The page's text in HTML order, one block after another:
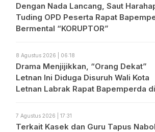
Dengan Nada Lancang, Saut
Tuding OPD Peserta Rapat
Bermental “KORUPTOR”
8 Agustus 2026 | 06:18
Drama Menjijikkan, “Orang Dekat”
Letnan Ini Diduga Disuruh Wali Kota
Letnan Labrak Rapat Bapemperda di
7 Agustus 2026 | 17:31
Terkait Kasek dan Guru Tapus